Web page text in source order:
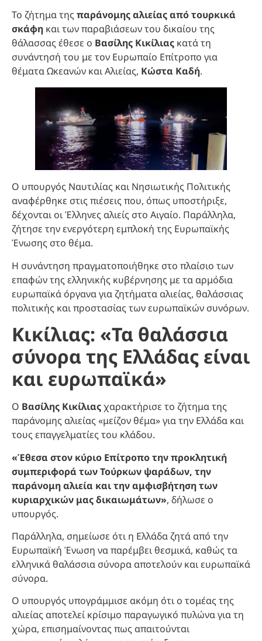
Το ζήτημα της παράνομης αλιείας από τουρκικά
σκάφη και των παραβιάσεων του δικαίου της
θάλασσας έθεσε ο Βασίλης Κικίλιας κατά τη
συνάντησή του με τον Ευρωπαίο Επίτροπο για
θέματα Ωκεανών και Αλιείας, Κώστα Καδή.
Ο υπουργός Ναυτιλίας και Νησιωτικής Πολιτικής
αναφέρθηκε στις πιέσεις που, όπως υποστήριξε,
δέχονται οι Έλληνες αλιείς στο Αιγαίο. Παράλληλα,
ζήτησε την ενεργότερη εμπλοκή της Ευρωπαϊκής
Ένωσης στο θέμα.
Η συνάντηση πραγματοποιήθηκε στο πλαίσιο των
επαφών της ελληνικής κυβέρνησης με τα αρμόδια
ευρωπαϊκά όργανα για ζητήματα αλιείας, θαλάσσιας
πολιτικής και προστασίας των ευρωπαϊκών συνόρων.
Κικίλιας: «Τα θαλάσσια
σύνορα της Ελλάδας είναι
και ευρωπαϊκά»
Ο Βασίλης Κικίλιαςχαρακτήρισε το ζήτημα της
παράνομης αλιείας «μείζον θέμα» για την Ελλάδα και
τους επαγγελματίες του κλάδου.
«Έθεσα στον κύριο Επίτροπο την προκλητική
συμπεριφορά των Τούρκων ψαράδων, την
παράνομη αλιεία και την αμφισβήτηση των
κυριαρχικών μας δικαιωμάτων», δήλωσε ο
υπουργός.
Παράλληλα, σημείωσε ότι η Ελλάδα ζητά από την
Ευρωπαϊκή Ένωση να παρέμβει θεσμικά, καθώς τα
ελληνικά θαλάσσια σύνορα αποτελούν και ευρωπαϊκά
σύνορα.
Ο υπουργός υπογράμμισε ακόμη ότι ο τομέας της
αλιείας αποτελεί κρίσιμο παραγωγικό πυλώνα για τη
χώρα, επισημαίνοντας πως απαιτούνται